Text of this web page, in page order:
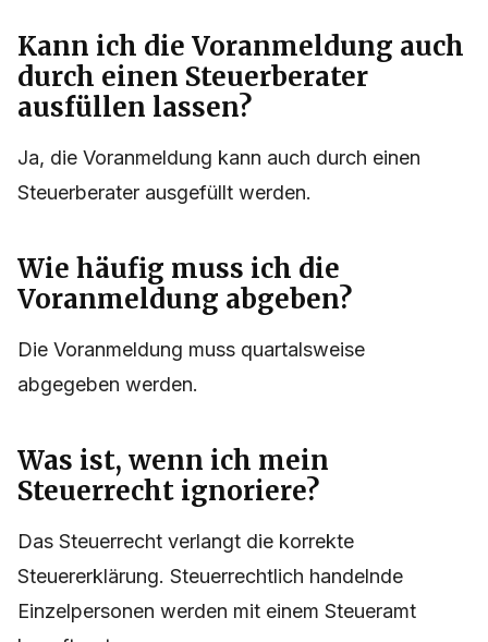
Kann ich die Voranmeldung auch
durch einen Steuerberater
ausfüllen lassen?
Ja, die Voranmeldung kann auch durch einen
Steuerberater ausgefüllt werden.
Wie häufig muss ich die
Voranmeldung abgeben?
Die Voranmeldung muss quartalsweise
abgegeben werden.
Was ist, wenn ich mein
Steuerrecht ignoriere?
Das Steuerrecht verlangt die korrekte
Steuererklärung. Steuerrechtlich handelnde
Einzelpersonen werden mit einem Steueramt